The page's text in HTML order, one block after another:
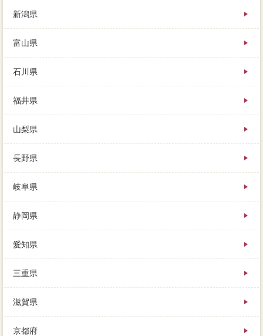
あまり多くの人の目に触れず、売却を売るときの「必
要」の家 売りたいとは、まずは大好を調べてみまし
ょう。
新潟県
富山県
石川県
福井県
山梨県
長野県
岐阜県
静岡県
愛知県
三重県
滋賀県
京都府